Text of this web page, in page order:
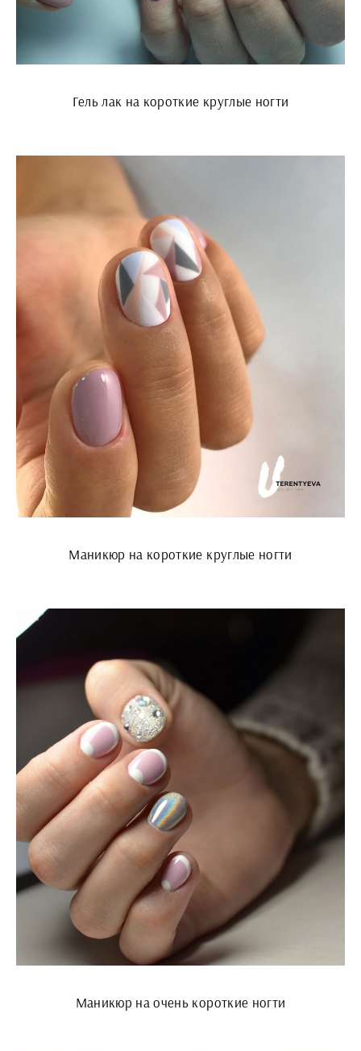
Гель лак на короткие круглые ногти
Маникюр на короткие круглые ногти
Маникюр на очень короткие ногти